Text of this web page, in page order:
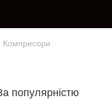
Компресори
популярністю